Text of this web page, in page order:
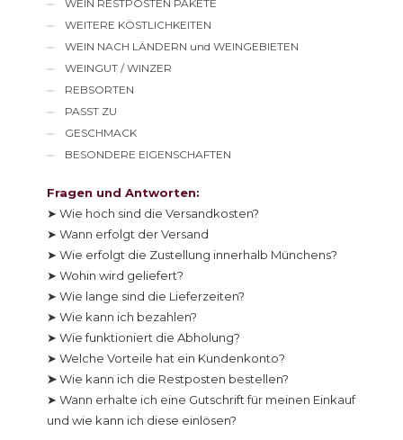
WEIN RESTPOSTEN PAKETE
WEITERE KÖSTLICHKEITEN
WEIN NACH LÄNDERN und WEINGEBIETEN
WEINGUT / WINZER
REBSORTEN
PASST ZU
GESCHMACK
BESONDERE EIGENSCHAFTEN
Fragen und Antworten:
➤ Wie hoch sind die Versandkosten?
➤ Wann erfolgt der Versand
➤ Wie erfolgt die Zustellung innerhalb Münchens?
➤ Wohin wird geliefert?
➤ Wie lange sind die Lieferzeiten?
➤ Wie kann ich bezahlen?
➤ Wie funktioniert die Abholung?
➤ Welche Vorteile hat ein Kundenkonto?
➤ Wie kann ich die Restposten bestellen?
➤ Wann erhalte ich eine Gutschrift für meinen Einkauf
und wie kann ich diese einlösen?